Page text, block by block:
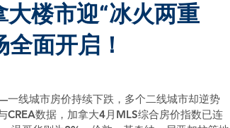
大楼市迎“冰火两重
面开启！
线城市房价持续下跌，多个二线城市却逆势
数据，加拿大4月MLS综合房价指数已连